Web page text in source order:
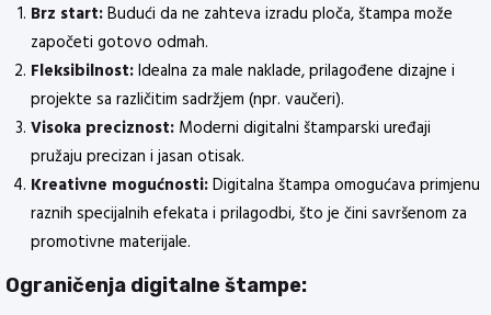
Brz start:Budući da ne zahteva izradu ploča, štampa može
započeti gotovo odmah.
Fleksibilnost:Idealna za male naklade, prilagođene dizajne i
projekte sa različitim sadržjem (npr. vaučeri).
Visoka preciznost:Moderni digitalni štamparski uređaji
pružaju precizan i jasan otisak.
Kreativne mogućnosti:Digitalna štampa omogućava primjenu
raznih specijalnih efekata i prilagodbi, što je čini savršenom za
promotivne materijale.
Ograničenja digitalne štampe: